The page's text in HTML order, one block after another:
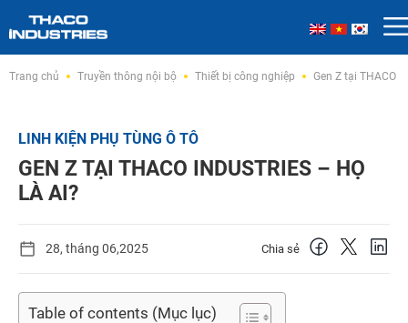
Trang chủ Truyền thông nội bộ Thiết bị công nghiệp Gen Z tại THACO
LINH KIỆN PHỤ TÙNG Ô TÔ
GEN Z TẠI THACO INDUSTRIES – HỌ
LÀ AI?
28, tháng 06,2025 Chia sẻ
Table of contents (Mục lục)